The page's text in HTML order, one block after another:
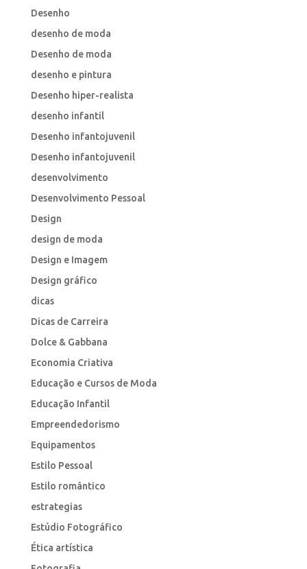
Desenho
desenho de moda
Desenho de moda
desenho e pintura
Desenho hiper-realista
desenho infantil
Desenho infantojuvenil
Desenho infantojuvenil
desenvolvimento
Desenvolvimento Pessoal
Design
design de moda
Design e Imagem
Design gráfico
dicas
Dicas de Carreira
Dolce & Gabbana
Economia Criativa
Educação e Cursos de Moda
Educação Infantil
Empreendedorismo
Equipamentos
Estilo Pessoal
Estilo romântico
estrategias
Estúdio Fotográfico
Ética artística